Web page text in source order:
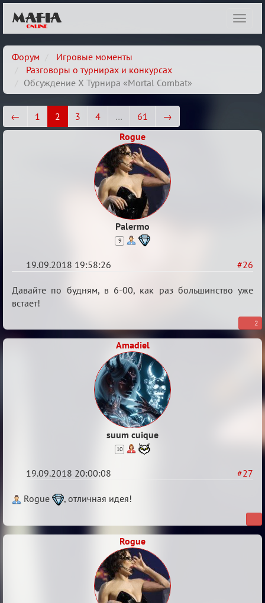
Форум
Игровые моменты
Разговоры о турнирах и конкурсах
Обсуждение X Турнира «Mortal Combat»
← 1 2 3 4 … 61
→
Rogue
Palermo
9
#26
19.09.2018 19:58:26
Re:
Обсуждение
Турнира
Давайте по будням, в 6-00, как раз большинство уже
встает!
2
Amadiel
suum cuique
10
#27
19.09.2018 20:00:08
Re:
X
Rogue , отличная идея!
Rogue